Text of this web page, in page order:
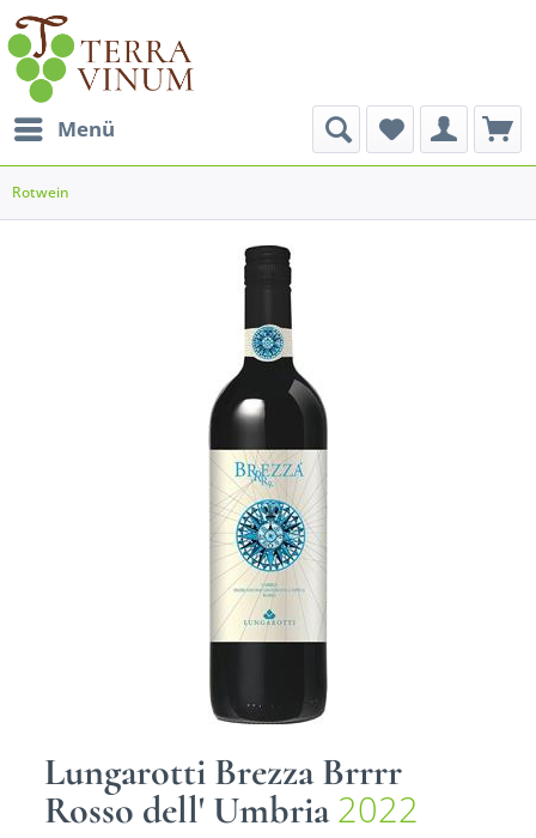
Menü
Rotwein
Lungarotti Brezza Brrrr
Rosso dell' Umbria2022